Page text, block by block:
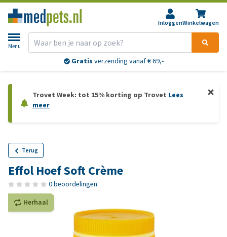
InloggenWinkelwagen
Menu
Gratis verzending vanaf € 69,-
Trovet Week: tot 15% korting op Trovet Lees
meer
Terug
Effol Hoef Soft Crème
0 beoordelingen
Herhaal